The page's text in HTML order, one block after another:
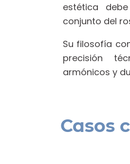
estética
conjunto del
Su filosofía
precisión
armónicos y
Casos